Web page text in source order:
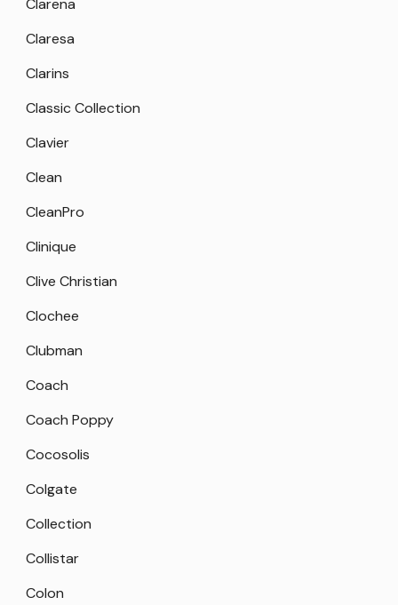
Clarena
Claresa
Clarins
Classic Collection
Clavier
Clean
CleanPro
Clinique
Clive Christian
Clochee
Clubman
Coach
Coach Poppy
Cocosolis
Colgate
Collection
Collistar
Colon